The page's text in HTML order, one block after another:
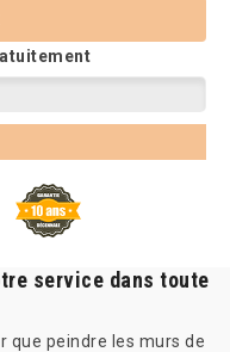
service dans toute
que peindre les murs de